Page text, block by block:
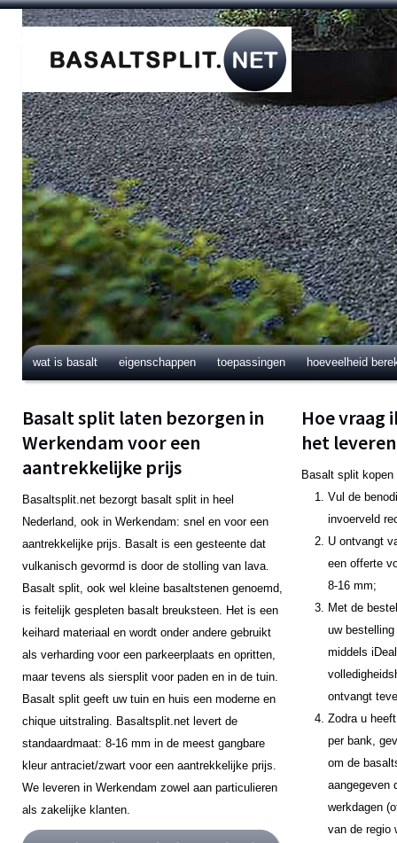
wat is basalt eigenschappen toepassingen hoeveelheid
Basalt split laten bezorgen in
Werkendam voor een
aantrekkelijke prijs
Basaltsplit.net bezorgt basalt split in heel
Nederland, ook in Werkendam: snel en voor een
aantrekkelijke prijs. Basalt is een gesteente dat
vulkanisch gevormd is door de stolling van lava.
Basalt split, ook wel kleine basaltstenen genoemd,
is feitelijk gespleten basalt breuksteen. Het is een
keihard materiaal en wordt onder andere gebruikt
als verharding voor een parkeerplaats en opritten,
maar tevens als siersplit voor paden en in de tuin.
Basalt split geeft uw tuin en huis een moderne en
chique uitstraling. Basaltsplit.net levert de
standaardmaat: 8-16 mm in de meest gangbare
kleur antraciet/zwart voor een aantrekkelijke prijs.
We leveren in Werkendam zowel aan particulieren
als zakelijke klanten.
Hoe vraag
het
Basalt split
Vul de
invoerveld
U ontvangt
een offerte
8-16 mm;
Met de
uw
middels
ontvangt
Zodra u
per bank,
om de
aangegeven
werkdagen
van de regio